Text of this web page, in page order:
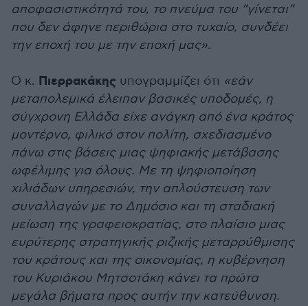
αποφασιστικότητά του, το πνεύμα του “γίνεται”
που δεν άφηνε περιθώρια στο τυχαίο, συνδέει
την εποχή του με την εποχή μας».
Ο κ. Πιερρακάκης υπογραμμίζει ότι «εάν
μεταπολεμικά έλειπαν βασικές υποδομές, η
σύγχρονη Ελλάδα είχε ανάγκη από ένα κράτος
μοντέρνο, φιλικό στον πολίτη, σχεδιασμένο
πάνω στις βάσεις μιας ψηφιακής μετάβασης
ωφέλιμης για όλους. Με τη ψηφιοποίηση
χιλιάδων υπηρεσιών, την απλούστευση των
συναλλαγών με το Δημόσιο και τη σταδιακή
μείωση της γραφειοκρατίας, στο πλαίσιο μιας
ευρύτερης στρατηγικής ριζικής μεταρρύθμισης
του κράτους και της οικονομίας, η κυβέρνηση
του Κυριάκου Μητσοτάκη κάνει τα πρώτα
μεγάλα βήματα προς αυτήν την κατεύθυνση.